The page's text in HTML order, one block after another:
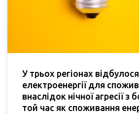
У трьох регіонах
електроенергії для
внаслідок нічної агресії з
той час як споживання